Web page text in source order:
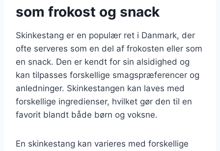
som frokost og snack
Skinkestang er en populær ret i Danmark, der
ofte serveres som en del af frokosten eller som
en snack. Den er kendt for sin alsidighed og
kan tilpasses forskellige smagspræferencer og
anledninger. Skinkestangen kan laves med
forskellige ingredienser, hvilket gør den til en
favorit blandt både børn og voksne.
En skinkestang kan varieres med forskellige